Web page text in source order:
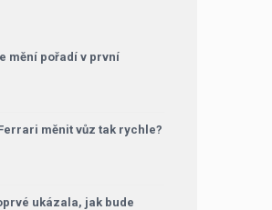
mění pořadí v první
měnit vůz tak rychle?
ukázala, jak bude